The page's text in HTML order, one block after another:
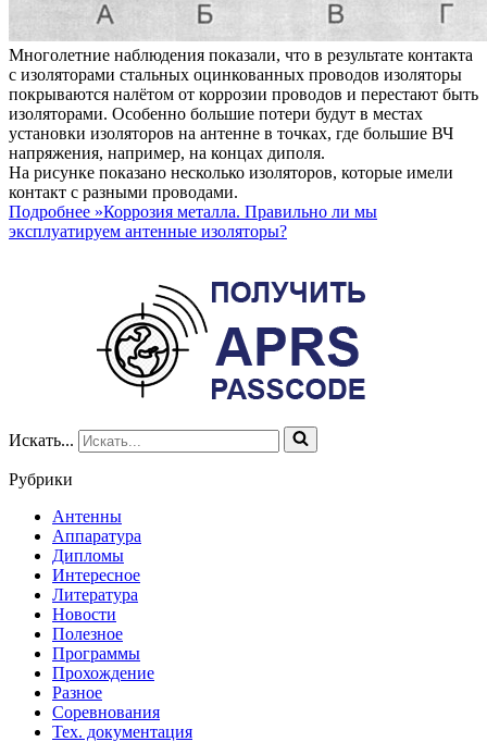
Многолетние наблюдения показали, что в результате контакта
с изоляторами стальных оцинкованных проводов изоляторы
покрываются налётом от коррозии проводов и перестают быть
изоляторами. Особенно большие потери будут в местах
установки изоляторов на антенне в точках, где большие ВЧ
напряжения, например, на концах диполя.
На рисунке показано несколько изоляторов, которые имели
контакт с разными проводами.
Подробнее »Коррозия металла. Правильно ли мы
эксплуатируем антенные изоляторы?
Искать...
Рубрики
Антенны
Аппаратура
Дипломы
Интересное
Литература
Новости
Полезное
Программы
Прохождение
Разное
Соревнования
Тех. документация